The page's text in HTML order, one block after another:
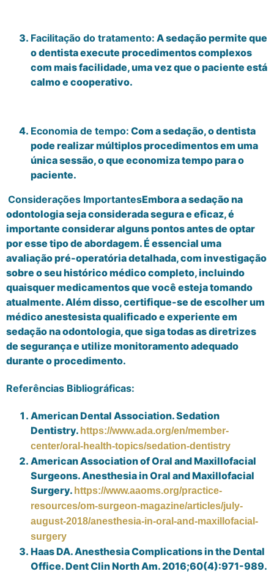
Facilitação do tratamento: A sedação permite que
o dentista execute procedimentos complexos
com mais facilidade, uma vez que o paciente está
calmo e cooperativo.
Economia de tempo: Com a sedação, o dentista
pode realizar múltiplos procedimentos em uma
única sessão, o que economiza tempo para o
paciente.
Considerações ImportantesEmbora a sedação na
odontologia seja considerada segura e eficaz, é
importante considerar alguns pontos antes de optar
por esse tipo de abordagem. É essencial uma
avaliação pré-operatória detalhada, com investigação
sobre o seu histórico médico completo, incluindo
quaisquer medicamentos que você esteja tomando
atualmente. Além disso, certifique-se de escolher um
médico anestesista qualificado e experiente em
sedação na odontologia, que siga todas as diretrizes
de segurança e utilize monitoramento adequado
durante o procedimento.
Referências Bibliográficas:
American Dental Association. Sedation
Dentistry. https://www.ada.org/en/member-
center/oral-health-topics/sedation-dentistry
American Association of Oral and Maxillofacial
Surgeons. Anesthesia in Oral and Maxillofacial
Surgery. https://www.aaoms.org/practice-
resources/om-surgeon-magazine/articles/july-
august-2018/anesthesia-in-oral-and-maxillofacial-
surgery
Haas DA. Anesthesia Complications in the Dental
Office. Dent Clin North Am. 2016;60(4):971-989.